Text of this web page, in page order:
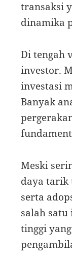
transaksi
dinamika
Di tengah
investor.
investasi
Banyak
Meski
daya tarik
serta
salah
tinggi